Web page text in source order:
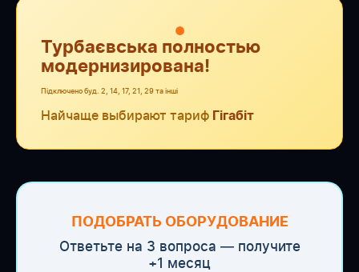
●
Турбаєвська полностью
модернизирована!
Підключено буд. 2, 14, 17, 21, 29 та інші
Найчаще выбирают тариф Гігабіт
ПОДОБРАТЬ ОБОРУДОВАНИЕ
Ответьте на 3 вопроса — получите
+1 месяц